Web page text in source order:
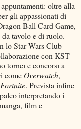
oltre alla
gli appassionati di
Ball Card Game,
tavolo e di ruolo.
lo Star Wars Club
con KST-
tornei e concorsi a
come Overwatch,
Fortnite. Prevista infine
interpretando i
film e